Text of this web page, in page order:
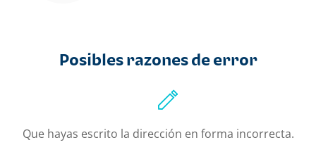
Posibles razones de error
Que hayas escrito la dirección en forma incorrecta.